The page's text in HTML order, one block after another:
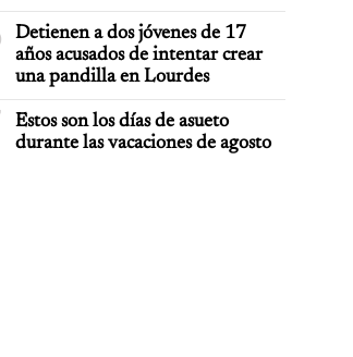
Detienen a dos jóvenes de 17
años acusados de intentar crear
una pandilla en Lourdes
Estos son los días de asueto
durante las vacaciones de agosto